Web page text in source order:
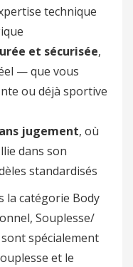
technique
et sécurisée,
— que vous
ou déjà sportive
jugement, où
dans son
standardisés
la catégorie Body
Souplesse/
spécialement
et le